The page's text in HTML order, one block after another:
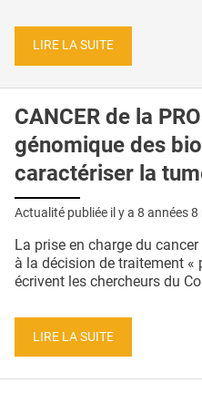
LIRE LA SUITE
CANCER de la
génomique des
caractériser la
Actualité publiée il y a 8 années 8
La prise en charge du
à la décision de traitement «
écrivent les chercheurs du
LIRE LA SUITE